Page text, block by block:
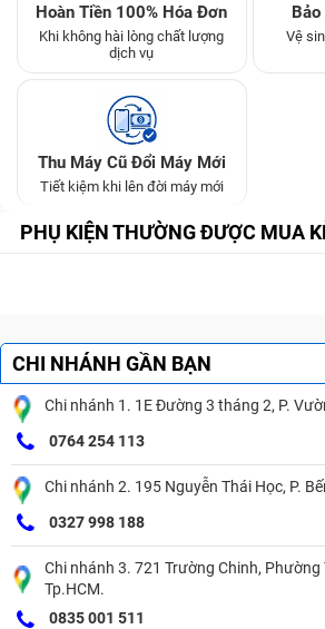
Hoàn Tiền 100% Hóa Đơn
Khi không hài lòng chất lượng
dịch vụ
Vệ
Thu Máy Cũ Đổi Máy Mới
Tiết kiệm khi lên đời máy mới
PHỤ KIỆN THƯỜNG ĐƯỢC MUA
CHI NHÁNH GẦN BẠN
Chi nhánh 1. 1E Đường 3 tháng 2, P.
0764 254 113
Chi nhánh 2. 195 Nguyễn Thái Học, P.
0327 998 188
Chi nhánh 3. 721 Trường Chinh, Phường
Tp.HCM.
0835 001 511